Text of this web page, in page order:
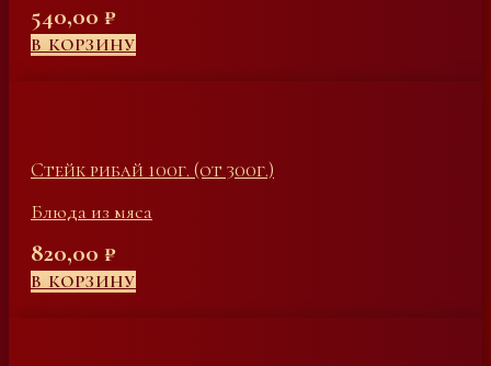
540,00 ₽
В КОРЗИНУ
Стейк рибай 100г. (от 300г.)
Блюда из мяса
820,00 ₽
В КОРЗИНУ